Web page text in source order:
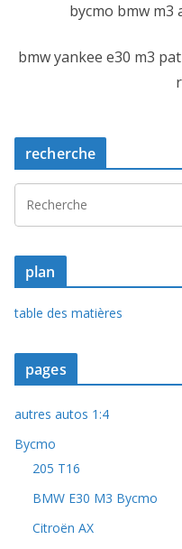
bycmo bmw m3
bmw yankee e30 m3
recherche
plan
table des matières
pages
autres autos 1:4
Bycmo
205 T16
BMW E30 M3 Bycmo
Citroën AX